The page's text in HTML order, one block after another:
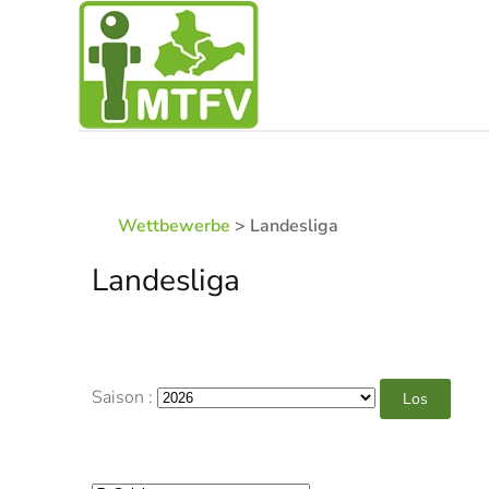
Zum Hauptinhalt springen
Wettbewerbe > Landesliga
Landesliga
Saison :